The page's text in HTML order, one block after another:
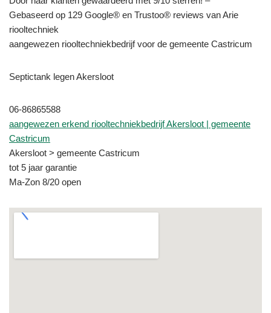
Gebaseerd op 129 Google® en Trustoo® reviews van Arie
riooltechniek
aangewezen riooltechniekbedrijf voor de gemeente Castricum
Septictank legen Akersloot
06-86865588
aangewezen erkend riooltechniekbedrijf Akersloot | gemeente
Castricum
Akersloot > gemeente Castricum
tot 5 jaar garantie
Ma-Zon 8/20 open